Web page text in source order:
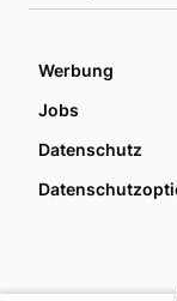
Werbung
Jobs
Datenschutz